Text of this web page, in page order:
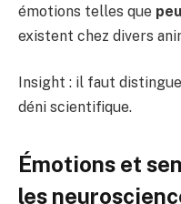
émotions telles que
existent chez divers
Insight : il faut
déni scientifique.
Émotions et
les